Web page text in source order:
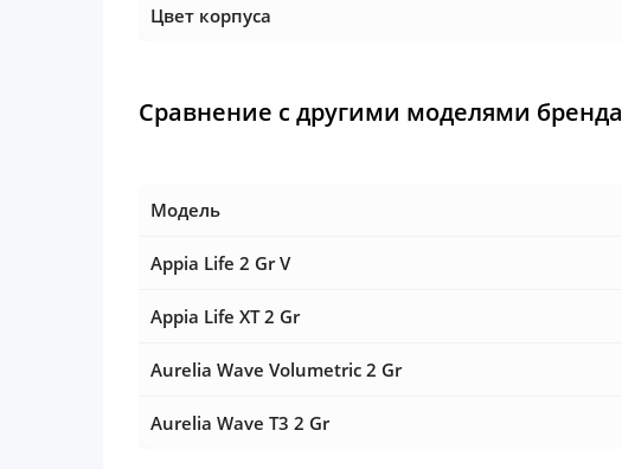
Цвет корпуса
Сравнение с другими моделями бренда
Модель
Appia Life 2 Gr V
Appia Life XT 2 Gr
Aurelia Wave Volumetric 2 Gr
Aurelia Wave T3 2 Gr